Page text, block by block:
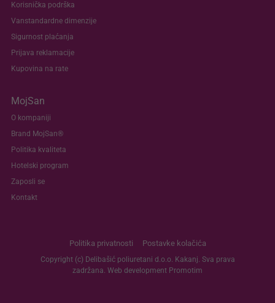
Korisnička podrška
Vanstandardne dimenzije
Sigurnost plaćanja
Prijava reklamacije
Kupovina na rate
MojSan
O kompaniji
Brand MojSan®
Politika kvaliteta
Hotelski program
Zaposli se
Kontakt
Politika privatnosti Postavke kolačića
Copyright (c) Delibašić poliuretani d.o.o. Kakanj. Sva prava
zadržana. Web development Promotim